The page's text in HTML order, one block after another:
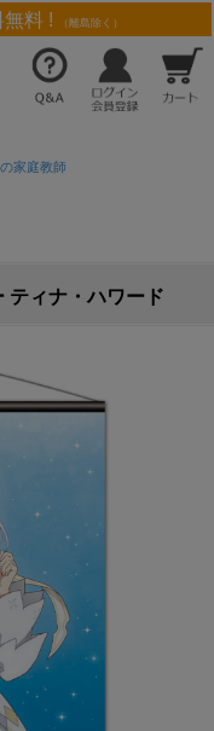
料 ! （離島除く）
家庭教師
ティナ・ハワード